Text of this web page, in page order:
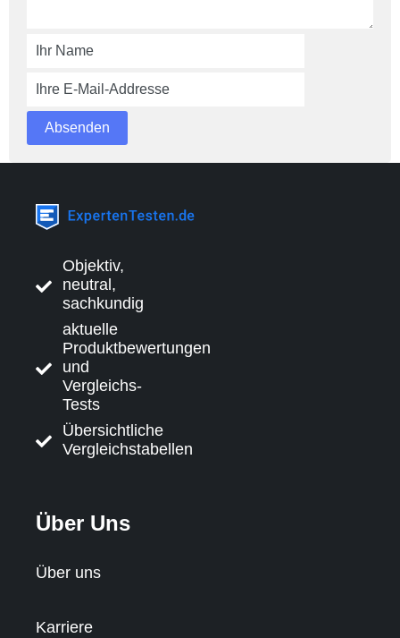
Objektiv,
neutral,
sachkundig
aktuelle
Produktbewertungen
und
Vergleichs-
Tests
Übersichtliche
Vergleichstabellen
Über Uns
Über uns
Karriere